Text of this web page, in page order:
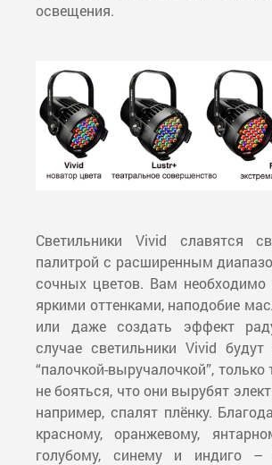
освещения.
Светильники Vivid славятся
палитрой с расширенным
сочных цветов. Вам необходимо
яркими оттенками, наподобие
или даже создать эффект
случае светильники Vivid будут
“палочкой-выручалочкой”,
не бояться, что они вырубят
например, спалят плёнку.
красному, оранжевому,
голубому, синему и индиго –